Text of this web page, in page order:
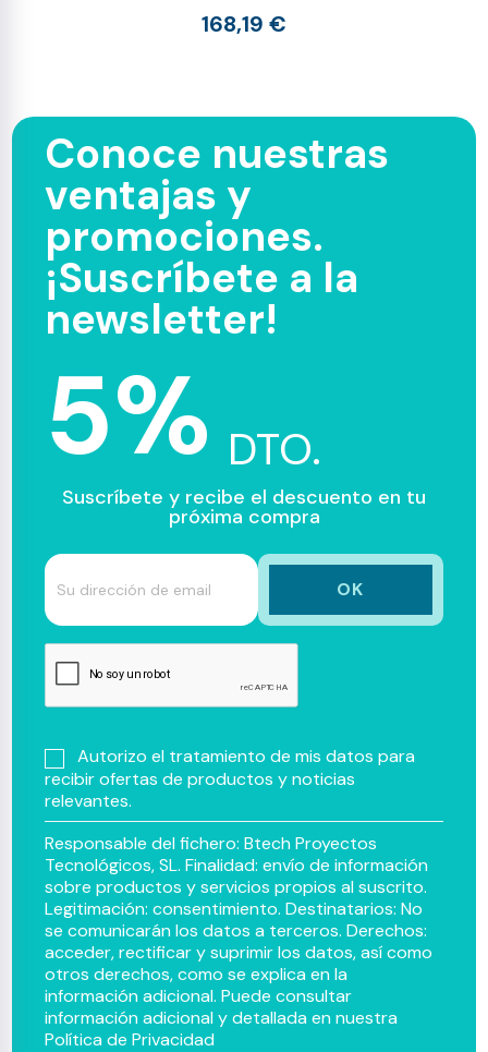
168,19 €
Conoce nuestras
ventajas y
promociones.
¡Suscríbete a la
newsletter!
5% DTO.
Suscríbete y recibe el descuento en tu
próxima compra
Autorizo el tratamiento de mis datos para
recibir ofertas de productos y noticias
relevantes.
Responsable del fichero: Btech Proyectos
Tecnológicos, SL. Finalidad: envío de información
sobre productos y servicios propios al suscrito.
Legitimación: consentimiento. Destinatarios: No
se comunicarán los datos a terceros. Derechos:
acceder, rectificar y suprimir los datos, así como
otros derechos, como se explica en la
información adicional. Puede consultar
información adicional y detallada en nuestra
Política de Privacidad